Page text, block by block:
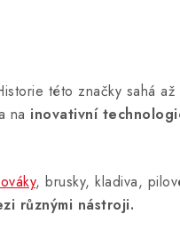
této značky sahá
na inovativní
, brusky, kladiva,
různými nástroji.